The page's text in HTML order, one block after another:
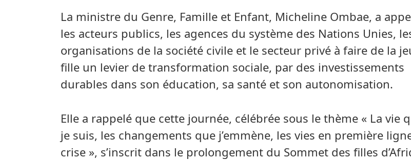
La ministre du Genre, Famille et Enfant, Micheline Ombae, a
les acteurs publics, les agences du système des Nations Unies,
organisations de la société civile et le secteur privé à faire de la
fille un levier de transformation sociale, par des investissements
durables dans son éducation, sa santé et son autonomisation.
Elle a rappelé que cette journée, célébrée sous le thème « La vie
je suis, les changements que j’emmène, les vies en première
crise », s’inscrit dans le prolongement du Sommet des filles